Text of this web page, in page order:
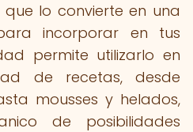
lo convierte en una
incorporar en tus
permite utilizarlo en
de recetas, desde
mousses y helados,
de posibilidades